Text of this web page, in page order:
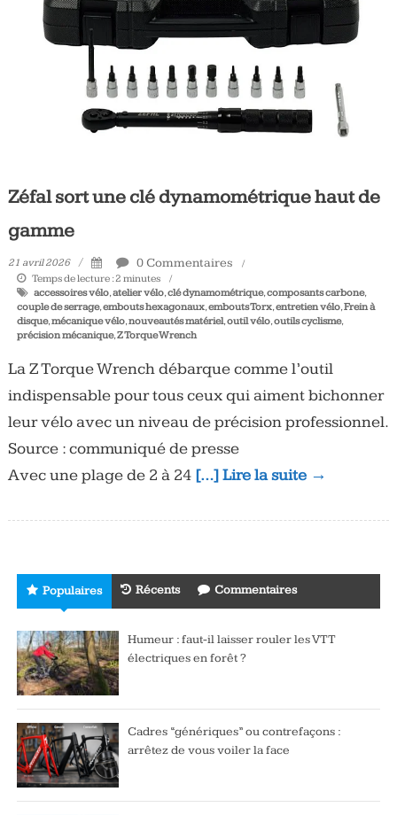
Zéfal sort une clé dynamométrique haut de
gamme
21 avril 2026 0 Commentaires
Temps de lecture :2 minutes
accessoires vélo,atelier vélo,clé dynamométrique,composants carbone,
couple de serrage,embouts hexagonaux,embouts Torx,entretien vélo,Frein à
disque,mécanique vélo,nouveautés matériel,outil vélo,outils cyclisme,
précision mécanique,Z Torque Wrench
La Z Torque Wrench débarque comme l’outil
indispensable pour tous ceux qui aiment bichonner
leur vélo avec un niveau de précision professionnel.
Source : communiqué de presse
Avec une plage de 2 à 24 […] Lire la suite →
Populaires Récents Commentaires
Humeur : faut-il laisser rouler les VTT
électriques en forêt ?
Cadres “génériques” ou contrefaçons :
arrêtez de vous voiler la face